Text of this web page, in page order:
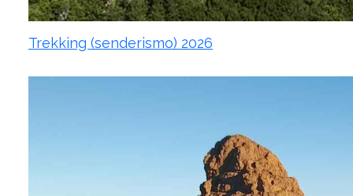
Trekking (senderismo) 2026